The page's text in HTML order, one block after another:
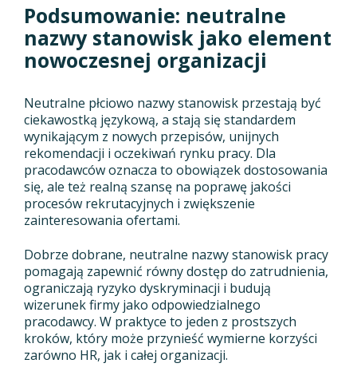
Podsumowanie: neutralne
nazwy stanowisk jako element
nowoczesnej organizacji
Neutralne płciowo nazwy stanowisk przestają być
ciekawostką językową, a stają się standardem
wynikającym z nowych przepisów, unijnych
rekomendacji i oczekiwań rynku pracy. Dla
pracodawców oznacza to obowiązek dostosowania
się, ale też realną szansę na poprawę jakości
procesów rekrutacyjnych i zwiększenie
zainteresowania ofertami.
Dobrze dobrane, neutralne nazwy stanowisk pracy
pomagają zapewnić równy dostęp do zatrudnienia,
ograniczają ryzyko dyskryminacji i budują
wizerunek firmy jako odpowiedzialnego
pracodawcy. W praktyce to jeden z prostszych
kroków, który może przynieść wymierne korzyści
zarówno HR, jak i całej organizacji.